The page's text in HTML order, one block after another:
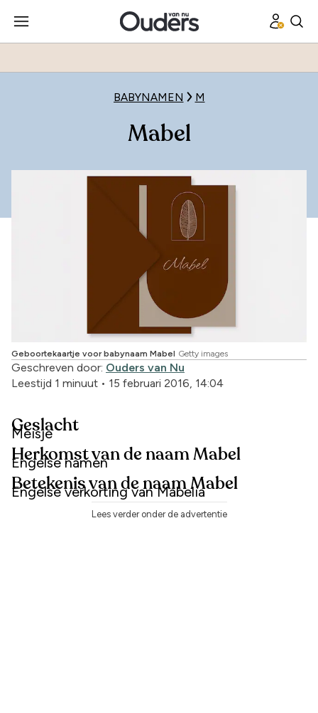
BABYNAMEN M
Mabel
Geboortekaartje voor babynaam Mabel Getty images
Geschreven door: Ouders van Nu
Leestijd 1 minuut • 15 februari 2016, 14:04
Geslacht
Meisje
Herkomst van de naam Mabel
Engelse namen
Betekenis van de naam Mabel
Engelse verkorting van Mabelia
Lees verder onder de advertentie